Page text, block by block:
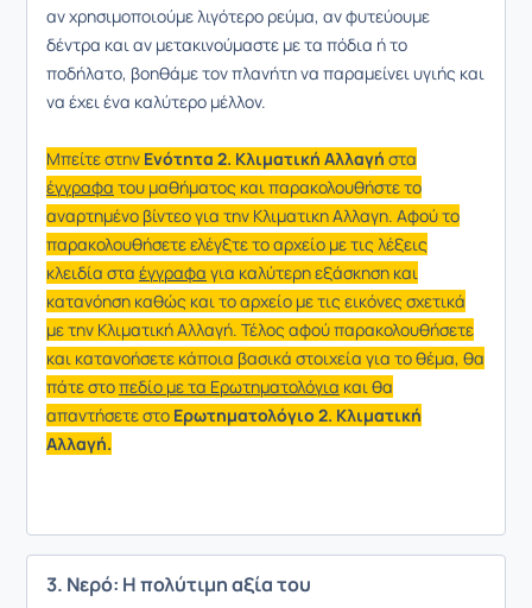
αν χρησιμοποιούμε λιγότερο ρεύμα, αν φυτεύουμε
δέντρα και αν μετακινούμαστε με τα πόδια ή το
ποδήλατο, βοηθάμε τον πλανήτη να παραμείνει υγιής και
να έχει ένα καλύτερο μέλλον.
Μπείτε στην Ενότητα 2. Κλιματική Αλλαγή στα
έγγραφα του μαθήματος και παρακολουθήστε το
αναρτημένο βίντεο για την Κλιματικη Αλλαγη. Αφού το
παρακολουθήσετε ελέγξτε το αρχείο με τις λέξεις
κλειδία στα έγγραφα για καλύτερη εξάσκηση και
κατανόηση καθώς και το αρχείο με τις εικόνες σχετικά
με την Κλιματική Αλλαγή. Τέλος αφού παρακολουθήσετε
και κατανοήσετε κάποια βασικά στοιχεία για το θέμα, θα
πάτε στοπεδίο με τα Ερωτηματολόγια και θα
απαντήσετε στο Ερωτηματολόγιο 2. Κλιματική
Αλλαγή.
3. Νερό: Η πολύτιμη αξία του